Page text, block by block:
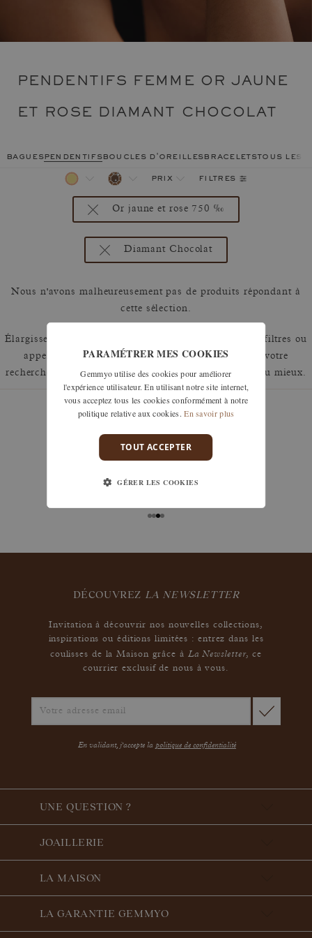
PENDENTIFS FEMME OR JAUNE
ET ROSE DIAMANT CHOCOLAT
baguespendentifsboucles d'oreillesbraceletstous les
prix filtres
Or jaune et rose 750 ‰
Diamant Chocolat
Nous n'avons malheureusement pas de produits répondant à
cette sélection.
Élargissez votre recherche en retirant un ou plusieurs filtres ou
appelez nous au 01 42 46 90 89 pour discuter de votre
recherche et voir comment nous pouvons y répondre au mieux.
garanties
sous 30 jours après réception, y compris pour les
DÉCOUVREZ LA NEWSLETTER
Invitation à découvrir nos nouvelles collections,
inspirations ou éditions limitées : entrez dans les
coulisses de la Maison grâce à La Newsletter,ce
courrier exclusif de nous à vous.
En validant, j'accepte la politique de confidentialité
UNE QUESTION ?
JOAILLERIE
LA MAISON
LA GARANTIE GEMMYO
PARAMÉTRER MES COOKIES
Gemmyo utilise des cookies pour améliorer
l'expérience utilisateur. En utilisant notre site internet,
vous acceptez tous les cookies conformément à notre
politique relative aux cookies. En savoir plus
TOUT ACCEPTER
GÉRER LES COOKIES